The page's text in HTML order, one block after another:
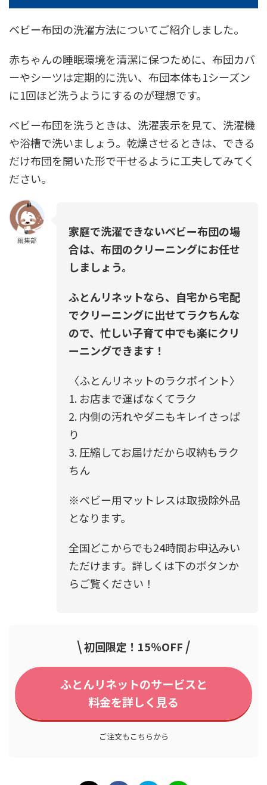
ベビー布団の洗濯方法についてご紹介しました。
赤ちゃんの睡眠環境を清潔に保つために、布団カバ
ーやシーツは定期的に洗い、布団本体も1シーズン
に1回ほど洗うようにするのが理想です。
ベビー布団を洗うときは、洗濯表示を見て、洗濯機
や浴槽で洗いましょう。乾燥させるときは、できる
だけ布団を開いた形で干せるように工夫してみてく
ださい。
編集部
家庭で洗濯できないベビー布団の場
合は、布団のクリーニングにお任せ
しましょう。
ふとんリネットなら、自宅から宅配
でクリーニングに出せてラクちんな
ので、忙しい子育て中でも楽にクリ
ーニングできます！
〈ふとんリネットのラクポイント〉
1. お店まで運ばなくてラク
2. 内側の汚れやダニもキレイさっぱ
り
3. 圧縮してお届けだから収納もラク
ちん
※ベビー用マットレスは取扱除外品
となります。
全国どこからでも24時間お申込みい
ただけます。詳しくは下のボタンか
らご覧ください！
\初回限定！15％OFF /
ふとんリネットのサービスと
料金を詳しく見る
ご注文もこちらから